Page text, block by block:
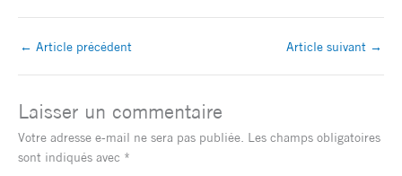
← Article précédent Article suivant →
Laisser un commentaire
Votre adresse e-mail ne sera pas publiée. Les champs obligatoires
sont indiqués avec *